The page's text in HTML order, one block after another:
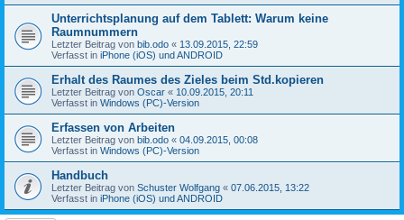
Unterrichtsplanung auf dem Tablett: Warum keine
Raumnummern
Letzter Beitrag von bib.odo « 13.09.2015, 22:59
Verfasst in iPhone (iOS) und ANDROID
Erhalt des Raumes des Zieles beim Std.kopieren
Letzter Beitrag von Oscar « 10.09.2015, 20:11
Verfasst in Windows (PC)-Version
Erfassen von Arbeiten
Letzter Beitrag von bib.odo « 04.09.2015, 00:08
Verfasst in Windows (PC)-Version
Handbuch
Letzter Beitrag von Schuster Wolfgang « 07.06.2015, 13:22
Verfasst in iPhone (iOS) und ANDROID